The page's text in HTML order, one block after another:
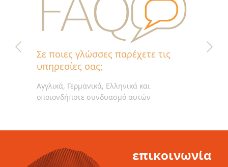
Σε ποιες γλώσσες παρέχετε τις
υπηρεσίες σας;
Αγγλικά, Γερμανικά, Ελληνικά και
οποιονδήποτε συνδυασμό αυτών
επικοινωνία